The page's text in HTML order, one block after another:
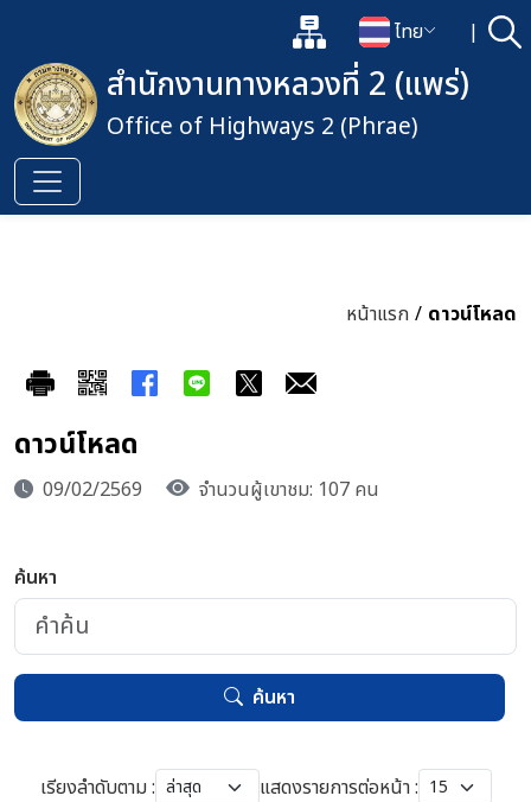
แผนผังเว็บไซต์
เปลี่ยนภาษา
ไทย | ค้
เปิดกล่องค้นหาข้อมูลหลักของเ
สำนักงานทางหลวงที่ 2 (แพร่)
Office of Highways 2 (Phrae)
หน้าแรก / ดาวน์โหลด
ดาวน์โหลด
09/02/2569 จำนวนผู้เขาชม: 107 คน
ค้นหา
ค้นหา
เรียงลำดับตาม : แสดงรายการต่อหน้า :